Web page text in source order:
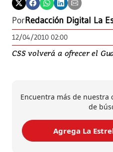
PorRedacción Digital La
12/04/2010 02:00
CSS volverá a ofrecer el
Encuentra más de
de
Agrega La